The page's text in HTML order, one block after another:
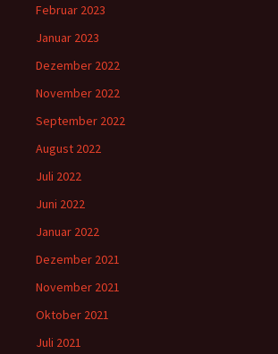
Februar 2023
Januar 2023
Dezember 2022
November 2022
September 2022
August 2022
Juli 2022
Juni 2022
Januar 2022
Dezember 2021
November 2021
Oktober 2021
Juli 2021